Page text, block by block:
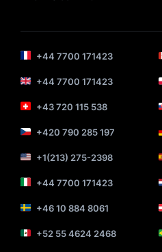
+44 7700 171423
+44 7700 171423
+43 720 115 538
+420 790 285 197
+1(213) 275-2398
+44 7700 171423
+46 10 884 8061
+52 55 4624 2468